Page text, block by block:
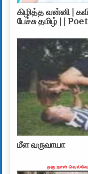
கிழித்த வன்னி |
பேச்சு தமிழ் | |
மீள வருவாயா